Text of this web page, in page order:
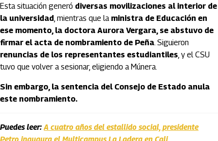
Esta situación generó diversas movilizaciones al interior de
la universidad, mientras que la ministra de Educación en
ese momento, la doctora Aurora Vergara, se abstuvo de
firmar el acta de nombramiento de Peña. Siguieron
renuncias de los representantes estudiantiles, y el CSU
tuvo que volver a sesionar, eligiendo a Múnera.
Sin embargo, la sentencia del Consejo de Estado anula
este nombramiento.
Puedes leer:A cuatro años del estallido social, presidente